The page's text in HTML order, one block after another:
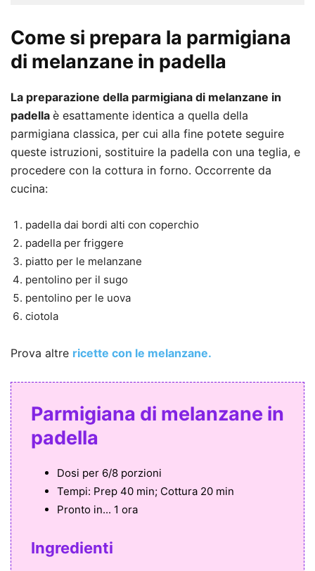
Come si prepara la parmigiana
di melanzane in padella
La preparazione della parmigiana di melanzane in
padella è esattamente identica a quella della
parmigiana classica, per cui alla fine potete seguire
queste istruzioni, sostituire la padella con una teglia, e
procedere con la cottura in forno. Occorrente da
cucina:
padella dai bordi alti con coperchio
padella per friggere
piatto per le melanzane
pentolino per il sugo
pentolino per le uova
ciotola
Prova altre ricette con le melanzane.
Parmigiana di melanzane in
padella
Dosi per 6/8 porzioni
Tempi: Prep 40 min; Cottura 20 min
Pronto in... 1 ora
Ingredienti